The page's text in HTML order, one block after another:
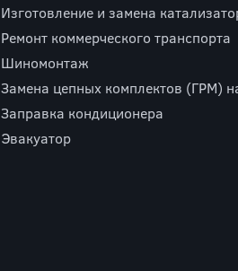
Изготовление и замена
Ремонт коммерческого транспорта
Шиномонтаж
Замена цепных комплектов (ГРМ)
Заправка кондиционера
Эвакуатор